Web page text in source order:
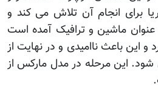
برای انجام آن تلاش می کند و
عنوان ماشین و ترافیک آمده است
این باعث ناامیدی و در نهایت از
شود. این مرحله در مدل مارکس از